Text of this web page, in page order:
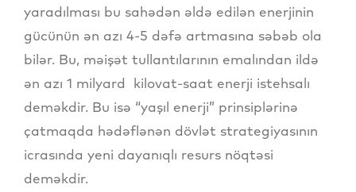
yaradılması bu sahədən əldə edilən enerjinin
gücünün ən azı 4-5 dəfə artmasına səbəb ola
bilər. Bu, məişət tullantılarının emalından ildə
ən azı 1 milyard kilovat-saat enerji istehsalı
deməkdir. Bu isə “yaşıl enerji” prinsiplərinə
çatmaqda hədəflənən dövlət strategiyasının
icrasında yeni dayanıqlı resurs nöqtəsi
deməkdir.